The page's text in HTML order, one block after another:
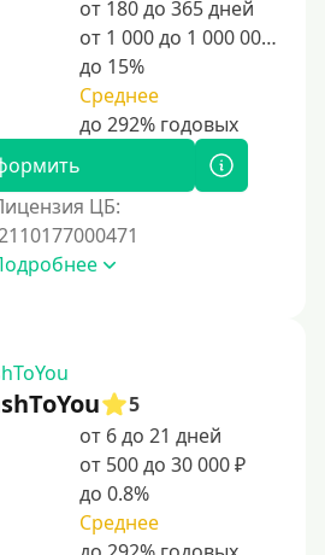
от 180 до 365 дней
от 1 000 до 1 000 000 ₽
до 15%
Среднее
ЦБ:
5
от 6 до 21 дней
от 500 до 30 000 ₽
до 0.8%
Среднее